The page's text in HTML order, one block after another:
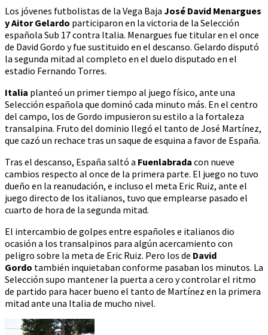
Los jóvenes futbolistas de la Vega Baja José David Menargues
y Aitor Gelardo participaron en la victoria de la Selección
española Sub 17 contra Italia. Menargues fue titular en el once
de David Gordo y fue sustituido en el descanso. Gelardo disputó
la segunda mitad al completo en el duelo disputado en el
estadio Fernando Torres.
Italia planteó un primer tiempo al juego físico, ante una
Selección española que dominó cada minuto más. En el centro
del campo, los de Gordo impusieron su estilo a la fortaleza
transalpina. Fruto del dominio llegó el tanto de José Martínez,
que cazó un rechace tras un saque de esquina a favor de España.
Tras el descanso, España saltó a Fuenlabrada con nueve
cambios respecto al once de la primera parte. El juego no tuvo
dueño en la reanudación, e incluso el meta Eric Ruiz, ante el
juego directo de los italianos, tuvo que emplearse pasado el
cuarto de hora de la segunda mitad.
El intercambio de golpes entre españoles e italianos dio
ocasión a los transalpinos para algún acercamiento con
peligro sobre la meta de Eric Ruiz. Pero los de David
Gordo también inquietaban conforme pasaban los minutos. La
Selección supo mantener la puerta a cero y controlar el ritmo
de partido para hacer bueno el tanto de Martínez en la primera
mitad ante una Italia de mucho nivel.